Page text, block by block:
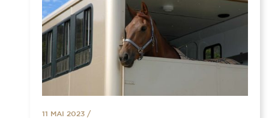
11 MAI 2023 /